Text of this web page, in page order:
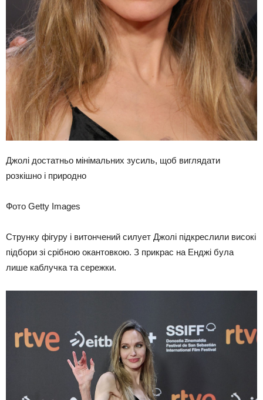
Джолі достатньо мінімальних зусиль, щоб виглядати
розкішно і природно
Фото Getty Images
Струнку фігуру і витончений силует Джолі підкреслили високі
підбори зі срібною окантовкою. З прикрас на Енджі була
лише каблучка та сережки.